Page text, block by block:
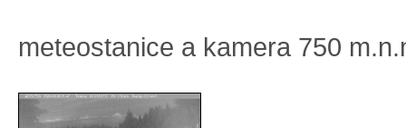
meteostanice a kamera 750